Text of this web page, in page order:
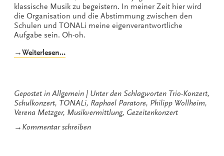
klassische Musik zu begeistern. In meiner Zeit hier wird
die Organisation und die Abstimmung zwischen den
Schulen und TONALi meine eigenverantwortliche
Aufgabe sein. Oh-oh.
→Weiterlesen…„TONALi
Vorstellung“
Gepostet in Allgemein Unter den Schlagworten Trio-Konzert,
Schulkonzert, TONALi, Raphael Paratore, Philipp Wollheim,
Verena Metzger, Musikvermittlung, Gezeitenkonzert
→ Kommentar schreibenzu